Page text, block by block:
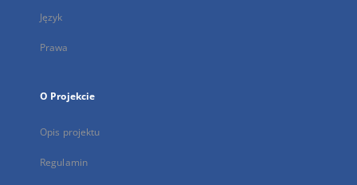
Język
Prawa
O Projekcie
Opis projektu
Regulamin